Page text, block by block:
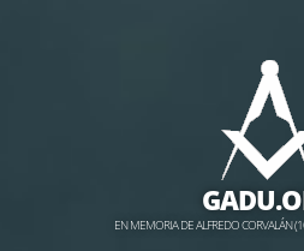
EN MEMORIA DE ALFREDO CORVALÁN